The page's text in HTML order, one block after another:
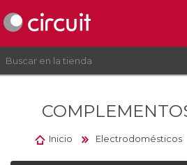
REGISTRO
INICIAR SESIÓN
Inicio Electrodomésticos